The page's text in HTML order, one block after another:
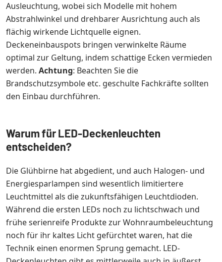
Ausleuchtung, wobei sich Modelle mit hohem
Abstrahlwinkel und drehbarer Ausrichtung auch als
flächig wirkende Lichtquelle eignen.
Deckeneinbauspots bringen verwinkelte Räume
optimal zur Geltung, indem schattige Ecken vermieden
werden. Achtung: Beachten Sie die
Brandschutzsymbole etc. geschulte Fachkräfte sollten
den Einbau durchführen.
Warum für LED-Deckenleuchten
entscheiden?
Die Glühbirne hat abgedient, und auch Halogen- und
Energiesparlampen sind wesentlich limitiertere
Leuchtmittel als die zukunftsfähigen Leuchtdioden.
Während die ersten LEDs noch zu lichtschwach und
frühe serienreife Produkte zur Wohnraumbeleuchtung
noch für ihr kaltes Licht gefürchtet waren, hat die
Technik einen enormen Sprung gemacht. LED-